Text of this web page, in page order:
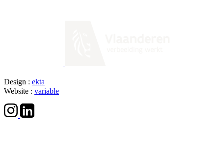
Design : ekta
Website : variable